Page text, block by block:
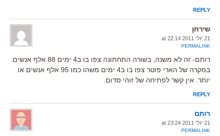
REPLY
שירחן
21 יולי 2011 at 22:14
PERMALINK
רותם- זה לא משנה, בשורה התחתונה צפו בו ב4 ימים 88 אלף אנשים.
במקרה של הארי פוטר צפו בו ב4 ימים משהו כמו 95 אלף אנשים או
יותר. אין קשר לפתיחה של זוהי סדום.
REPLY
רותם
21 יולי 2011 at 23:24
PERMALINK